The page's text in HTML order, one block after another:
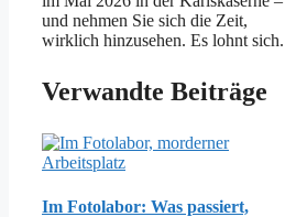
und nehmen Sie sich die Zeit,
wirklich hinzusehen. Es lohnt sich.
Verwandte Beiträge
Im Fotolabor: Was passiert,